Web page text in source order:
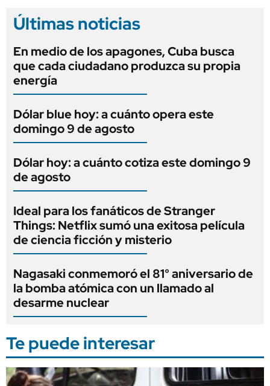
Últimas noticias
En medio de los apagones, Cuba busca
que cada ciudadano produzca su propia
energía
Dólar blue hoy: a cuánto opera este
domingo 9 de agosto
Dólar hoy: a cuánto cotiza este domingo 9
de agosto
Ideal para los fanáticos de Stranger
Things: Netflix sumó una exitosa película
de ciencia ficción y misterio
Nagasaki conmemoró el 81° aniversario de
la bomba atómica con un llamado al
desarme nuclear
Te puede interesar